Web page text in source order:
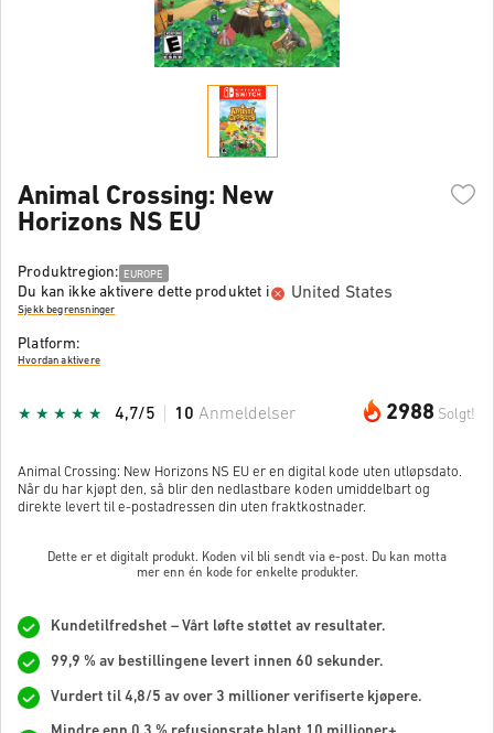
Animal Crossing: New
Horizons NS EU
Produktregion: EUROPE
Du kan ikke aktivere dette produktet i United States
Sjekk begrensninger
Platform:
Hvordan aktivere
2988 Solgt!
4,7/5 10 Anmeldelser
Animal Crossing: New Horizons NS EU er en digital kode uten utløpsdato.
Når du har kjøpt den, så blir den nedlastbare koden umiddelbart og
direkte levert til e-postadressen din uten fraktkostnader.
Dette er et digitalt produkt. Koden vil bli sendt via e-post. Du kan motta
mer enn én kode for enkelte produkter.
Kundetilfredshet – Vårt løfte støttet av resultater.
99,9 % av bestillingene levert innen 60 sekunder.
Vurdert til 4,8/5 av over 3 millioner verifiserte kjøpere.